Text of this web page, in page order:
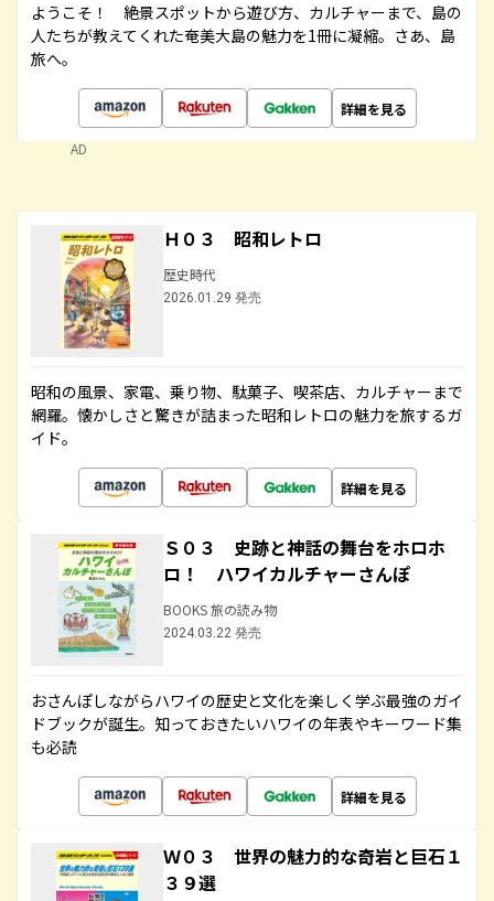
ようこそ！ 絶景スポットから遊び方、カルチャーまで、島の
人たちが教えてくれた奄美大島の魅力を1冊に凝縮。さあ、島
旅へ。
詳細を見る
AD
Ｈ０３ 昭和レトロ
歴史時代
2026.01.29 発売
昭和の風景、家電、乗り物、駄菓子、喫茶店、カルチャーまで
網羅。懐かしさと驚きが詰まった昭和レトロの魅力を旅するガ
イド。
詳細を見る
Ｓ０３ 史跡と神話の舞台をホロホ
ロ！ ハワイカルチャーさんぽ
BOOKS 旅の読み物
2024.03.22 発売
おさんぽしながらハワイの歴史と文化を楽しく学ぶ最強のガイ
ドブックが誕生。知っておきたいハワイの年表やキーワード集
も必読
詳細を見る
Ｗ０３ 世界の魅力的な奇岩と巨石１
３９選